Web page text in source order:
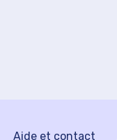
Aide et contact